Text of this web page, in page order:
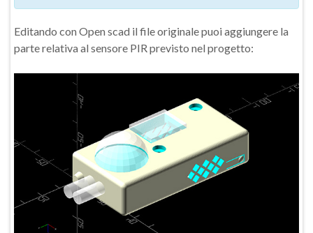
Editando con Open scad il file originale puoi aggiungere la
parte relativa al sensore PIR previsto nel progetto: